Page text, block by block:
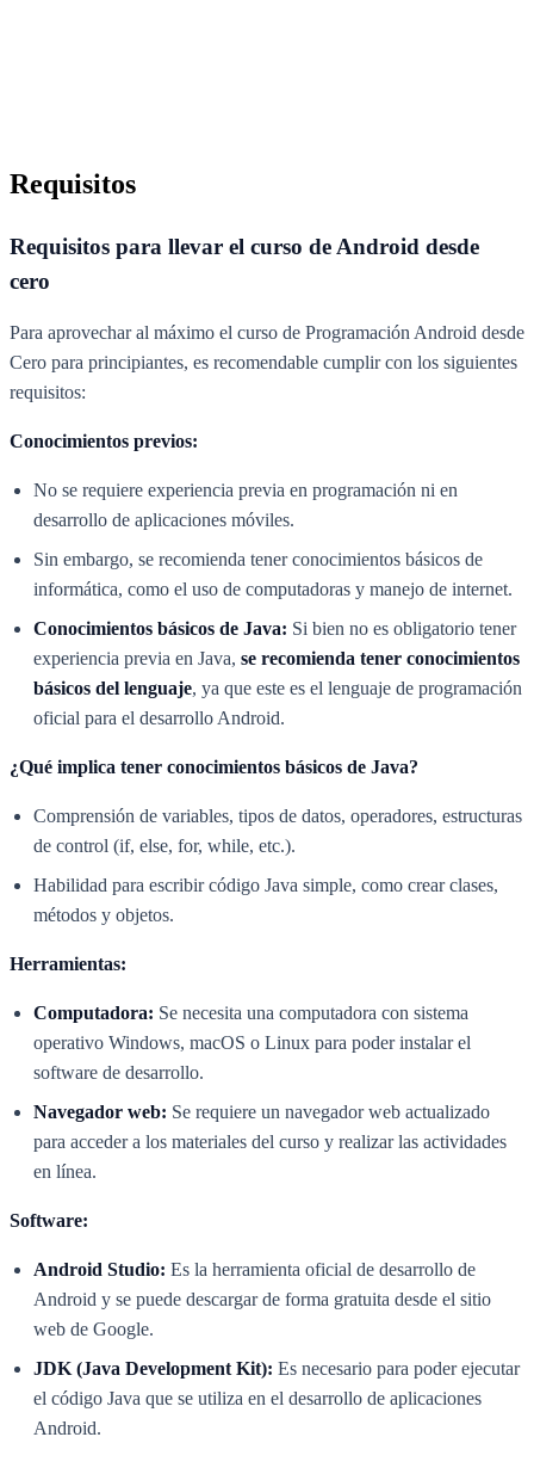
Requisitos
Requisitos para llevar el curso de Android desde
cero
Para aprovechar al máximo el curso de Programación Android desde
Cero para principiantes, es recomendable cumplir con los siguientes
requisitos:
Conocimientos previos:
No se requiere experiencia previa en programación ni en
desarrollo de aplicaciones móviles.
Sin embargo, se recomienda tener conocimientos básicos de
informática, como el uso de computadoras y manejo de internet.
Conocimientos básicos de Java: Si bien no es obligatorio tener
experiencia previa en Java, se recomienda tener conocimientos
básicos del lenguaje, ya que este es el lenguaje de programación
oficial para el desarrollo Android.
¿Qué implica tener conocimientos básicos de Java?
Comprensión de variables, tipos de datos, operadores, estructuras
de control (if, else, for, while, etc.).
Habilidad para escribir código Java simple, como crear clases,
métodos y objetos.
Herramientas:
Computadora: Se necesita una computadora con sistema
operativo Windows, macOS o Linux para poder instalar el
software de desarrollo.
Navegador web: Se requiere un navegador web actualizado
para acceder a los materiales del curso y realizar las actividades
en línea.
Software:
Android Studio: Es la herramienta oficial de desarrollo de
Android y se puede descargar de forma gratuita desde el sitio
web de Google.
JDK (Java Development Kit): Es necesario para poder ejecutar
el código Java que se utiliza en el desarrollo de aplicaciones
Android.